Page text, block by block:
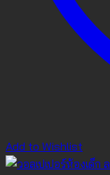
Add to Wishlist